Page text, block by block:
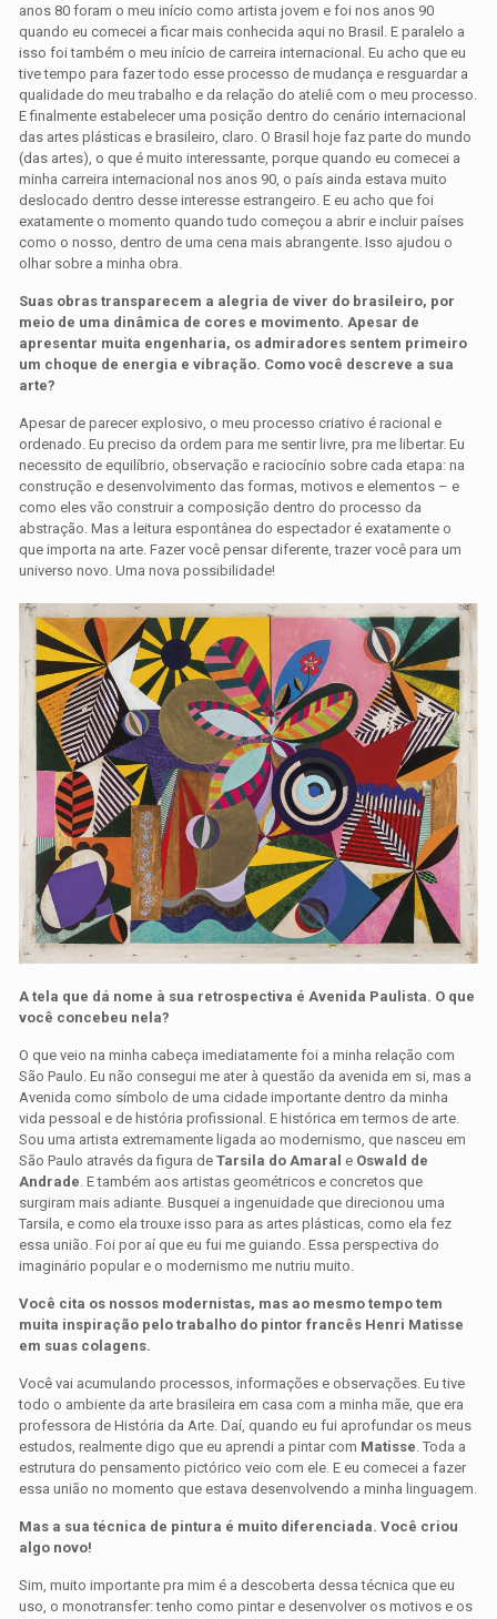
anos 80 foram o meu início como artista jovem e foi nos anos 90
quando eu comecei a ficar mais conhecida aqui no Brasil. E paralelo a
isso foi também o meu início de carreira internacional. Eu acho que eu
tive tempo para fazer todo esse processo de mudança e resguardar a
qualidade do meu trabalho e da relação do ateliê com o meu processo.
E finalmente estabelecer uma posição dentro do cenário internacional
das artes plásticas e brasileiro, claro. O Brasil hoje faz parte do mundo
(das artes), o que é muito interessante, porque quando eu comecei a
minha carreira internacional nos anos 90, o país ainda estava muito
deslocado dentro desse interesse estrangeiro. E eu acho que foi
exatamente o momento quando tudo começou a abrir e incluir países
como o nosso, dentro de uma cena mais abrangente. Isso ajudou o
olhar sobre a minha obra.
Suas obras transparecem a alegria de viver do brasileiro, por
meio de uma dinâmica de cores e movimento. Apesar de
apresentar muita engenharia, os admiradores sentem primeiro
um choque de energia e vibração. Como você descreve a sua
arte?
Apesar de parecer explosivo, o meu processo criativo é racional e
ordenado. Eu preciso da ordem para me sentir livre, pra me libertar. Eu
necessito de equilíbrio, observação e raciocínio sobre cada etapa: na
construção e desenvolvimento das formas, motivos e elementos – e
como eles vão construir a composição dentro do processo da
abstração. Mas a leitura espontânea do espectador é exatamente o
que importa na arte. Fazer você pensar diferente, trazer você para um
universo novo. Uma nova possibilidade!
A tela que dá nome à sua retrospectiva é Avenida Paulista. O que
você concebeu nela?
O que veio na minha cabeça imediatamente foi a minha relação com
São Paulo. Eu não consegui me ater à questão da avenida em si, mas a
Avenida como símbolo de uma cidade importante dentro da minha
vida pessoal e de história profissional. E histórica em termos de arte.
Sou uma artista extremamente ligada ao modernismo, que nasceu em
São Paulo através da figura deTarsila do Amaral e Oswald de
Andrade . E também aos artistas geométricos e concretos que
surgiram mais adiante. Busquei a ingenuidade que direcionou uma
Tarsila, e como ela trouxe isso para as artes plásticas, como ela fez
essa união. Foi por aí que eu fui me guiando. Essa perspectiva do
imaginário popular e o modernismo me nutriu muito.
Você cita os nossos modernistas, mas ao mesmo tempo tem
muita inspiração pelo trabalho do pintor francês Henri Matisse
em suas colagens.
Você vai acumulando processos, informações e observações. Eu tive
todo o ambiente da arte brasileira em casa com a minha mãe, que era
professora de História da Arte. Daí, quando eu fui aprofundar os meus
estudos, realmente digo que eu aprendi a pintar com Matisse . Toda a
estrutura do pensamento pictórico veio com ele. E eu comecei a fazer
essa união no momento que estava desenvolvendo a minha linguagem.
Mas a sua técnica de pintura é muito diferenciada. Você criou
algo novo!
Sim, muito importante pra mim é a descoberta dessa técnica que eu
uso, o monotransfer: tenho como pintar e desenvolver os motivos e os